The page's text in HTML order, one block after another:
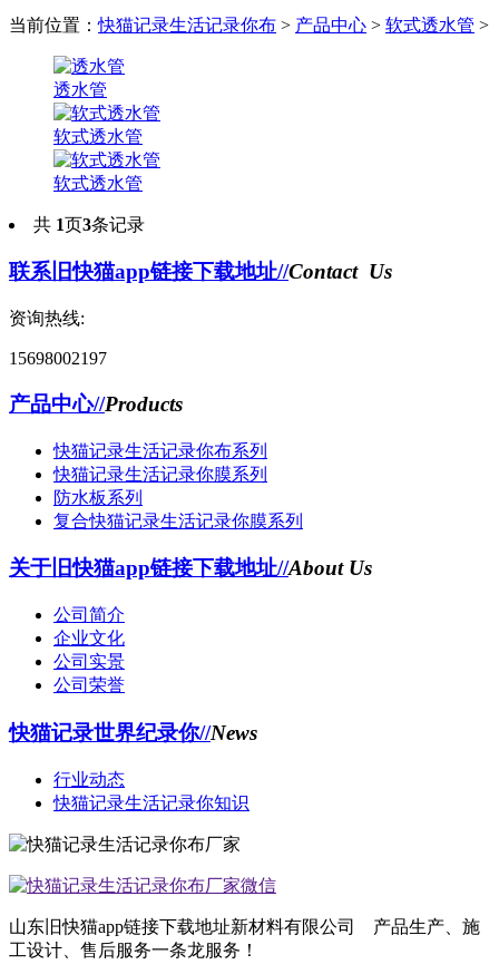
当前位置：快猫记录生活记录你布 > 产品中心 > 软式透水管 >
透水管
软式透水管
软式透水管
共 1页3条记录
联系旧快猫app链接下载地址//Contact Us
资询热线:
15698002197
产品中心//Products
快猫记录生活记录你布系列
快猫记录生活记录你膜系列
防水板系列
复合快猫记录生活记录你膜系列
关于旧快猫app链接下载地址//About Us
公司简介
企业文化
公司实景
公司荣誉
快猫记录世界纪录你//News
行业动态
快猫记录生活记录你知识
山东旧快猫app链接下载地址新材料有限公司 产品生产、施
工设计、售后服务一条龙服务！